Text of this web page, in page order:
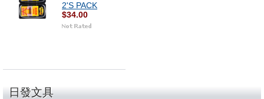
2'S PACK
$34.00
日發文具